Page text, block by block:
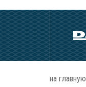
на главную